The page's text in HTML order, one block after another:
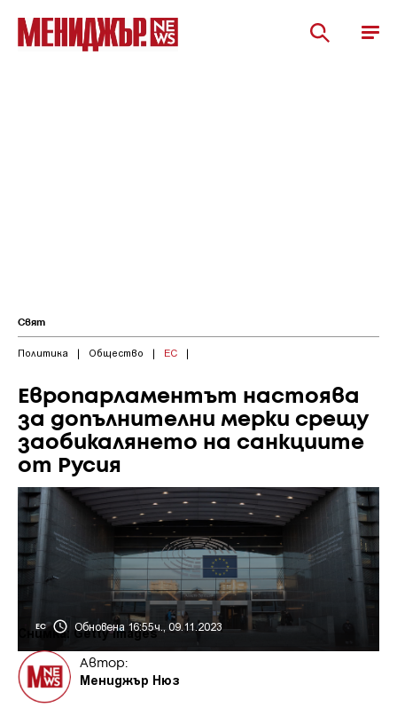
Свят
Политика | Общество | ЕС |
Европарламентът настоява
за допълнителни мерки срещу
заобикалянето на санкциите
от Русия
ЕС Обновена 16:55ч., 09.11.2023
Снимка: Getty images
Автор:
Мениджър Нюз